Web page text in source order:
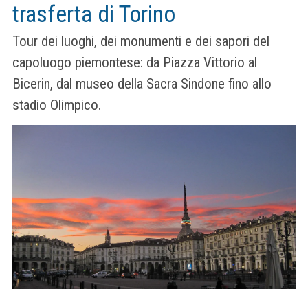
trasferta di Torino
Tour dei luoghi, dei monumenti e dei sapori del
capoluogo piemontese: da Piazza Vittorio al
Bicerin, dal museo della Sacra Sindone fino allo
stadio Olimpico.